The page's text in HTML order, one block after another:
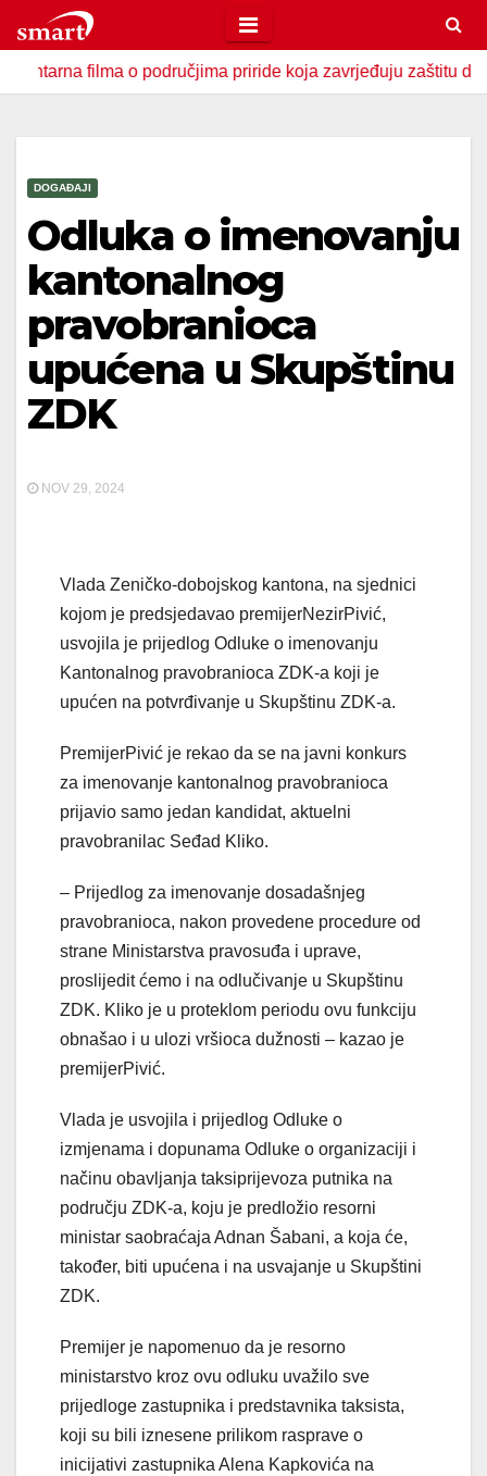
to
content
filma o područjima priride koja zavrjeđuju zaštitu države
DOGAĐAJI
Odluka o imenovanju
kantonalnog
pravobranioca
upućena u Skupštinu
ZDK
NOV 29, 2024
Vlada Zeničko-dobojskog kantona, na sjednici
kojom je predsjedavao premijerNezirPivić,
usvojila je prijedlog Odluke o imenovanju
Kantonalnog pravobranioca ZDK-a koji je
upućen na potvrđivanje u Skupštinu ZDK-a.
PremijerPivić je rekao da se na javni konkurs
za imenovanje kantonalnog pravobranioca
prijavio samo jedan kandidat, aktuelni
pravobranilac Seđad Kliko.
– Prijedlog za imenovanje dosadašnjeg
pravobranioca, nakon provedene procedure od
strane Ministarstva pravosuđa i uprave,
proslijedit ćemo i na odlučivanje u Skupštinu
ZDK. Kliko je u proteklom periodu ovu funkciju
obnašao i u ulozi vršioca dužnosti – kazao je
premijerPivić.
Vlada je usvojila i prijedlog Odluke o
izmjenama i dopunama Odluke o organizaciji i
načinu obavljanja taksiprijevoza putnika na
području ZDK-a, koju je predložio resorni
ministar saobraćaja Adnan Šabani, a koja će,
također, biti upućena i na usvajanje u Skupštini
ZDK.
Premijer je napomenuo da je resorno
ministarstvo kroz ovu odluku uvažilo sve
prijedloge zastupnika i predstavnika taksista,
koji su bili iznesene prilikom rasprave o
inicijativi zastupnika Alena Kapkovića na